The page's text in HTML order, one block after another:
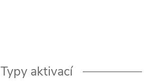
Typy aktivací